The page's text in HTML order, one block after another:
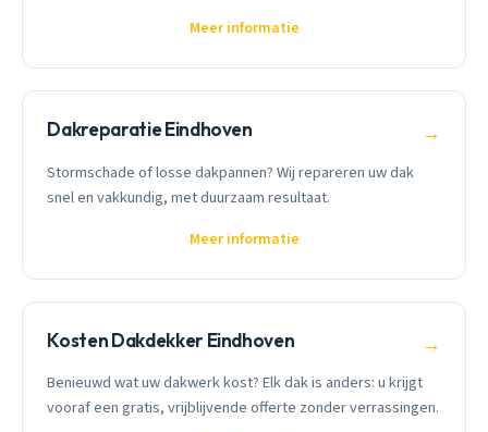
Meer informatie
Dakreparatie Eindhoven →
Stormschade of losse dakpannen? Wij repareren uw dak
snel en vakkundig, met duurzaam resultaat.
Meer informatie
Kosten Dakdekker Eindhoven →
Benieuwd wat uw dakwerk kost? Elk dak is anders: u krijgt
vooraf een gratis, vrijblijvende offerte zonder verrassingen.